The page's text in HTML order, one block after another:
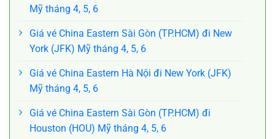
Mỹ tháng 4, 5, 6
Giá vé China Eastern Sài Gòn (TP.HCM) đi New
York (JFK) Mỹ tháng 4, 5, 6
Giá vé China Eastern Hà Nội đi New York (JFK)
Mỹ tháng 4, 5, 6
Giá vé China Eastern Sài Gòn (TP.HCM) đi
Houston (HOU) Mỹ tháng 4, 5, 6